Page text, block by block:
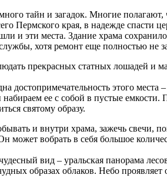
тайн и загадок. Многие
Пермского края, в надежде спасти
и эти места. Здание храма
хотя ремонт еще полностью не
прекрасных статных лошадей и
достопримечательность этого
ее с собой в пустые
святому образу.
и внутри храма, зажечь свечи,
может вобрать в себя большое
вид – уральская панорама
чудных образах облаков. Небо